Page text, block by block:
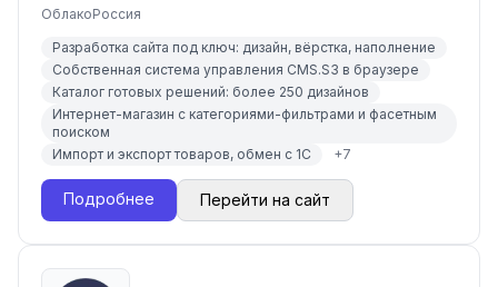
ОблакоРоссия
Разработка сайта под ключ: дизайн, вёрстка, наполнение
Собственная система управления CMS.S3 в браузере
Каталог готовых решений: более 250 дизайнов
Интернет-магазин с категориями-фильтрами и фасетным
поиском
Импорт и экспорт товаров, обмен с 1С
+7
Подробнее Перейти на сайт